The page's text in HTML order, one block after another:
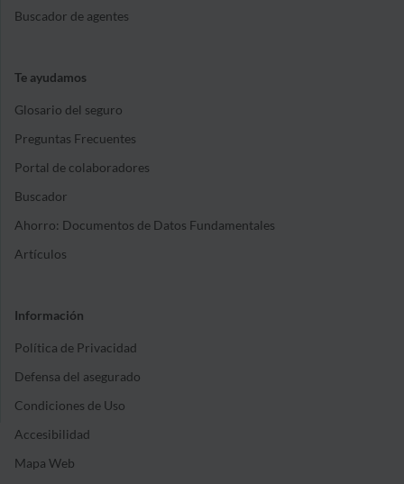
Buscador de agentes
Te ayudamos
Glosario del seguro
Preguntas Frecuentes
Portal de colaboradores
Buscador
Ahorro: Documentos de Datos Fundamentales
Artículos
Información
Política de Privacidad
Defensa del asegurado
Condiciones de Uso
Accesibilidad
Mapa Web